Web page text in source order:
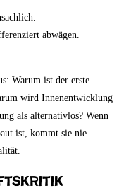
abwägen.
Warum ist der erste
wird Innenentwicklung
als alternativlos? Wenn
ist, kommt sie nie